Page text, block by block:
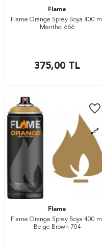
Flame
Flame Orange Sprey Boya 400 ml
Menthol 666
375,00 TL
Flame
Flame Orange Sprey Boya 400 ml
Beige Brown 704